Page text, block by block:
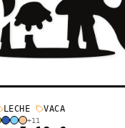
LECHE VACA
+11